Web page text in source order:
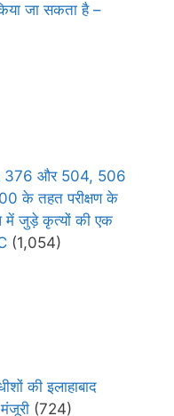
जा सकता है –
376 और 504, 506
के तहत परीक्षण के
में जुड़े कृत्यों की एक
(1,054)
की इलाहाबाद
(724)